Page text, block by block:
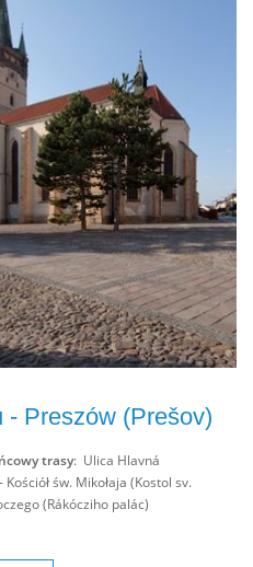
- Preszów (Prešov)
trasy: Ulica Hlavná
Kościół św. Mikołaja (Kostol sv.
(Rákócziho palác)